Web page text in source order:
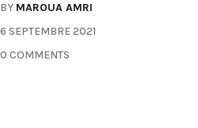
BY MAROUA AMRI
6 SEPTEMBRE 2021
0 COMMENTS